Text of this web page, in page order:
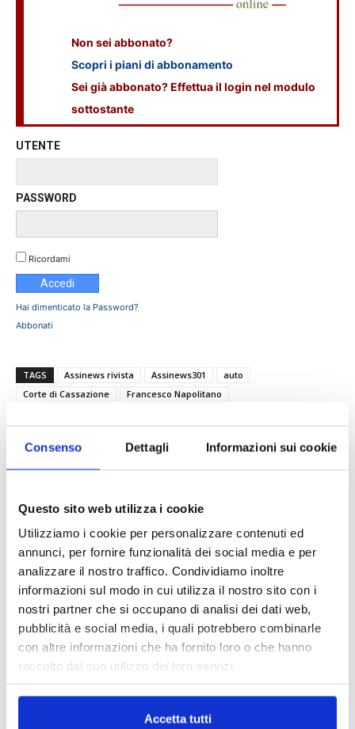
Consenso Dettagli Informazioni sui cookie
Questo sito web utilizza i cookie
Utilizziamo i cookie per personalizzare contenuti ed
annunci, per fornire funzionalità dei social media e per
analizzare il nostro traffico. Condividiamo inoltre
informazioni sul modo in cui utilizza il nostro sito con i
nostri partner che si occupano di analisi dei dati web,
pubblicità e social media, i quali potrebbero combinarle
con altre informazioni che ha fornito loro o che hanno
raccolto dal suo utilizzo dei loro servizi.
Accetta tutti
Non sei abbonato?
Scopri i piani di abbonamento
Sei già abbonato? Effettua il login nel modulo
sottostante
UTENTE
PASSWORD
Ricordami
Hai dimenticato la Password?
Abbonati
TAGS Assinews rivista Assinews301
auto
Corte di Cassazione
Francesco Napolitano
IL MENSILE ASSINEWS LUGLIO-
AGOSTO 2026